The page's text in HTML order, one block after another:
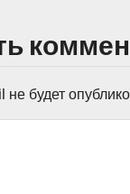
будет